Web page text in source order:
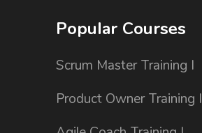
Popular Courses
Scrum Master Training I
Product Owner Training I